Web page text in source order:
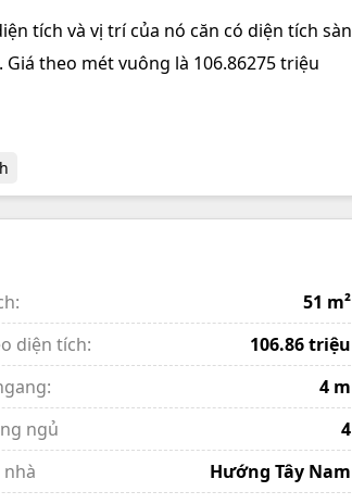
tích và vị trí của nó căn có diện tích sàn
theo mét vuông là 106.86275 triệu
51 m²
diện tích:
106.86 triệu
4 m
ngủ
4
Hướng Tây Nam